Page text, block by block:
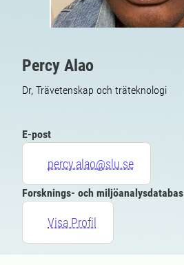
Percy Alao
Dr, Trävetenskap och träteknologi
E-post
percy.alao@slu.se
Forsknings- och miljöanalysdatabas
Visa Profil